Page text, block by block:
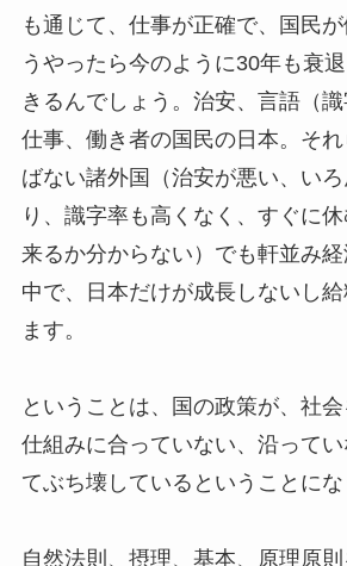
も通じて、仕事が正確で、国民
うやったら今のように30年も衰
きるんでしょう。治安、言語（
仕事、働き者の国民の日本。そ
ばない諸外国（治安が悪い、い
り、識字率も高くなく、すぐに
来るか分からない）でも軒並み
中で、日本だけが成長しないし
ます。
ということは、国の政策が、社会
仕組みに合っていない、沿って
てぶち壊しているということにな
自然法則、摂理、基本、原理原